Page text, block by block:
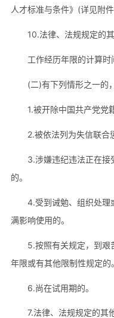
人才标准与条件》(详见附件
10.法律、法规规定的其
工作经历年限的计算时
(二)有下列情形之一的
1.被开除中国共产党党
2.被依法列为失信联合
3.涉嫌违纪违法正在接
的。
4.受到诫勉、组织处理
满影响使用的。
5.按照有关规定，到艰
年限或有其他限制性规定的。
6.尚在试用期的。
7.法律、法规规定的其